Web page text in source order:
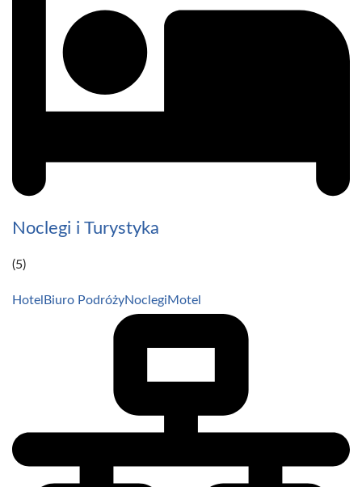
Noclegi i Turystyka
(5)
Hotel Biuro PodróżyNoclegiMotel